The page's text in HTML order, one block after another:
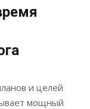
и целей
мощный